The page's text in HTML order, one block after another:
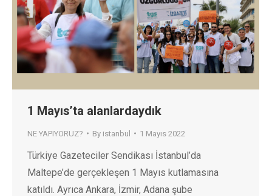
1 Mayıs’ta alanlardaydık
NE YAPIYORUZ? By istanbul 1 Mayıs 2022
Türkiye Gazeteciler Sendikası İstanbul’da
Maltepe’de gerçekleşen 1 Mayıs kutlamasına
katıldı. Ayrıca Ankara, İzmir, Adana şube